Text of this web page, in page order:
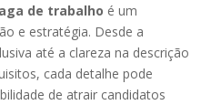
de trabalho é um
e estratégia. Desde a
até a clareza na descrição
cada detalhe pode
de atrair candidatos